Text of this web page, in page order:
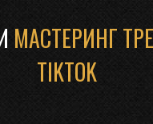
МАСТЕРИНГ
TIKTOK